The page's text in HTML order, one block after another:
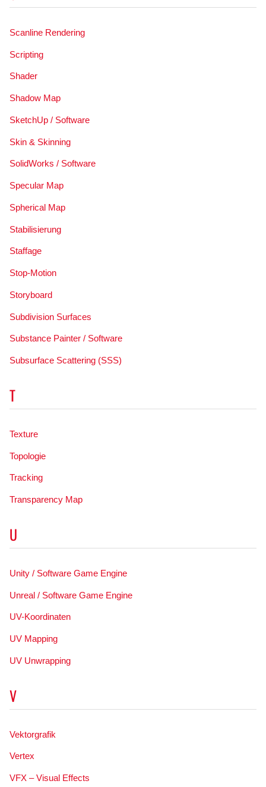
Scanline Rendering
Scripting
Shader
Shadow Map
SketchUp / Software
Skin & Skinning
SolidWorks / Software
Specular Map
Spherical Map
Stabilisierung
Staffage
Stop-Motion
Storyboard
Subdivision Surfaces
Substance Painter / Software
Subsurface Scattering (SSS)
T
Texture
Topologie
Tracking
Transparency Map
U
Unity / Software Game Engine
Unreal / Software Game Engine
UV-Koordinaten
UV Mapping
UV Unwrapping
V
Vektorgrafik
Vertex
VFX – Visual Effects